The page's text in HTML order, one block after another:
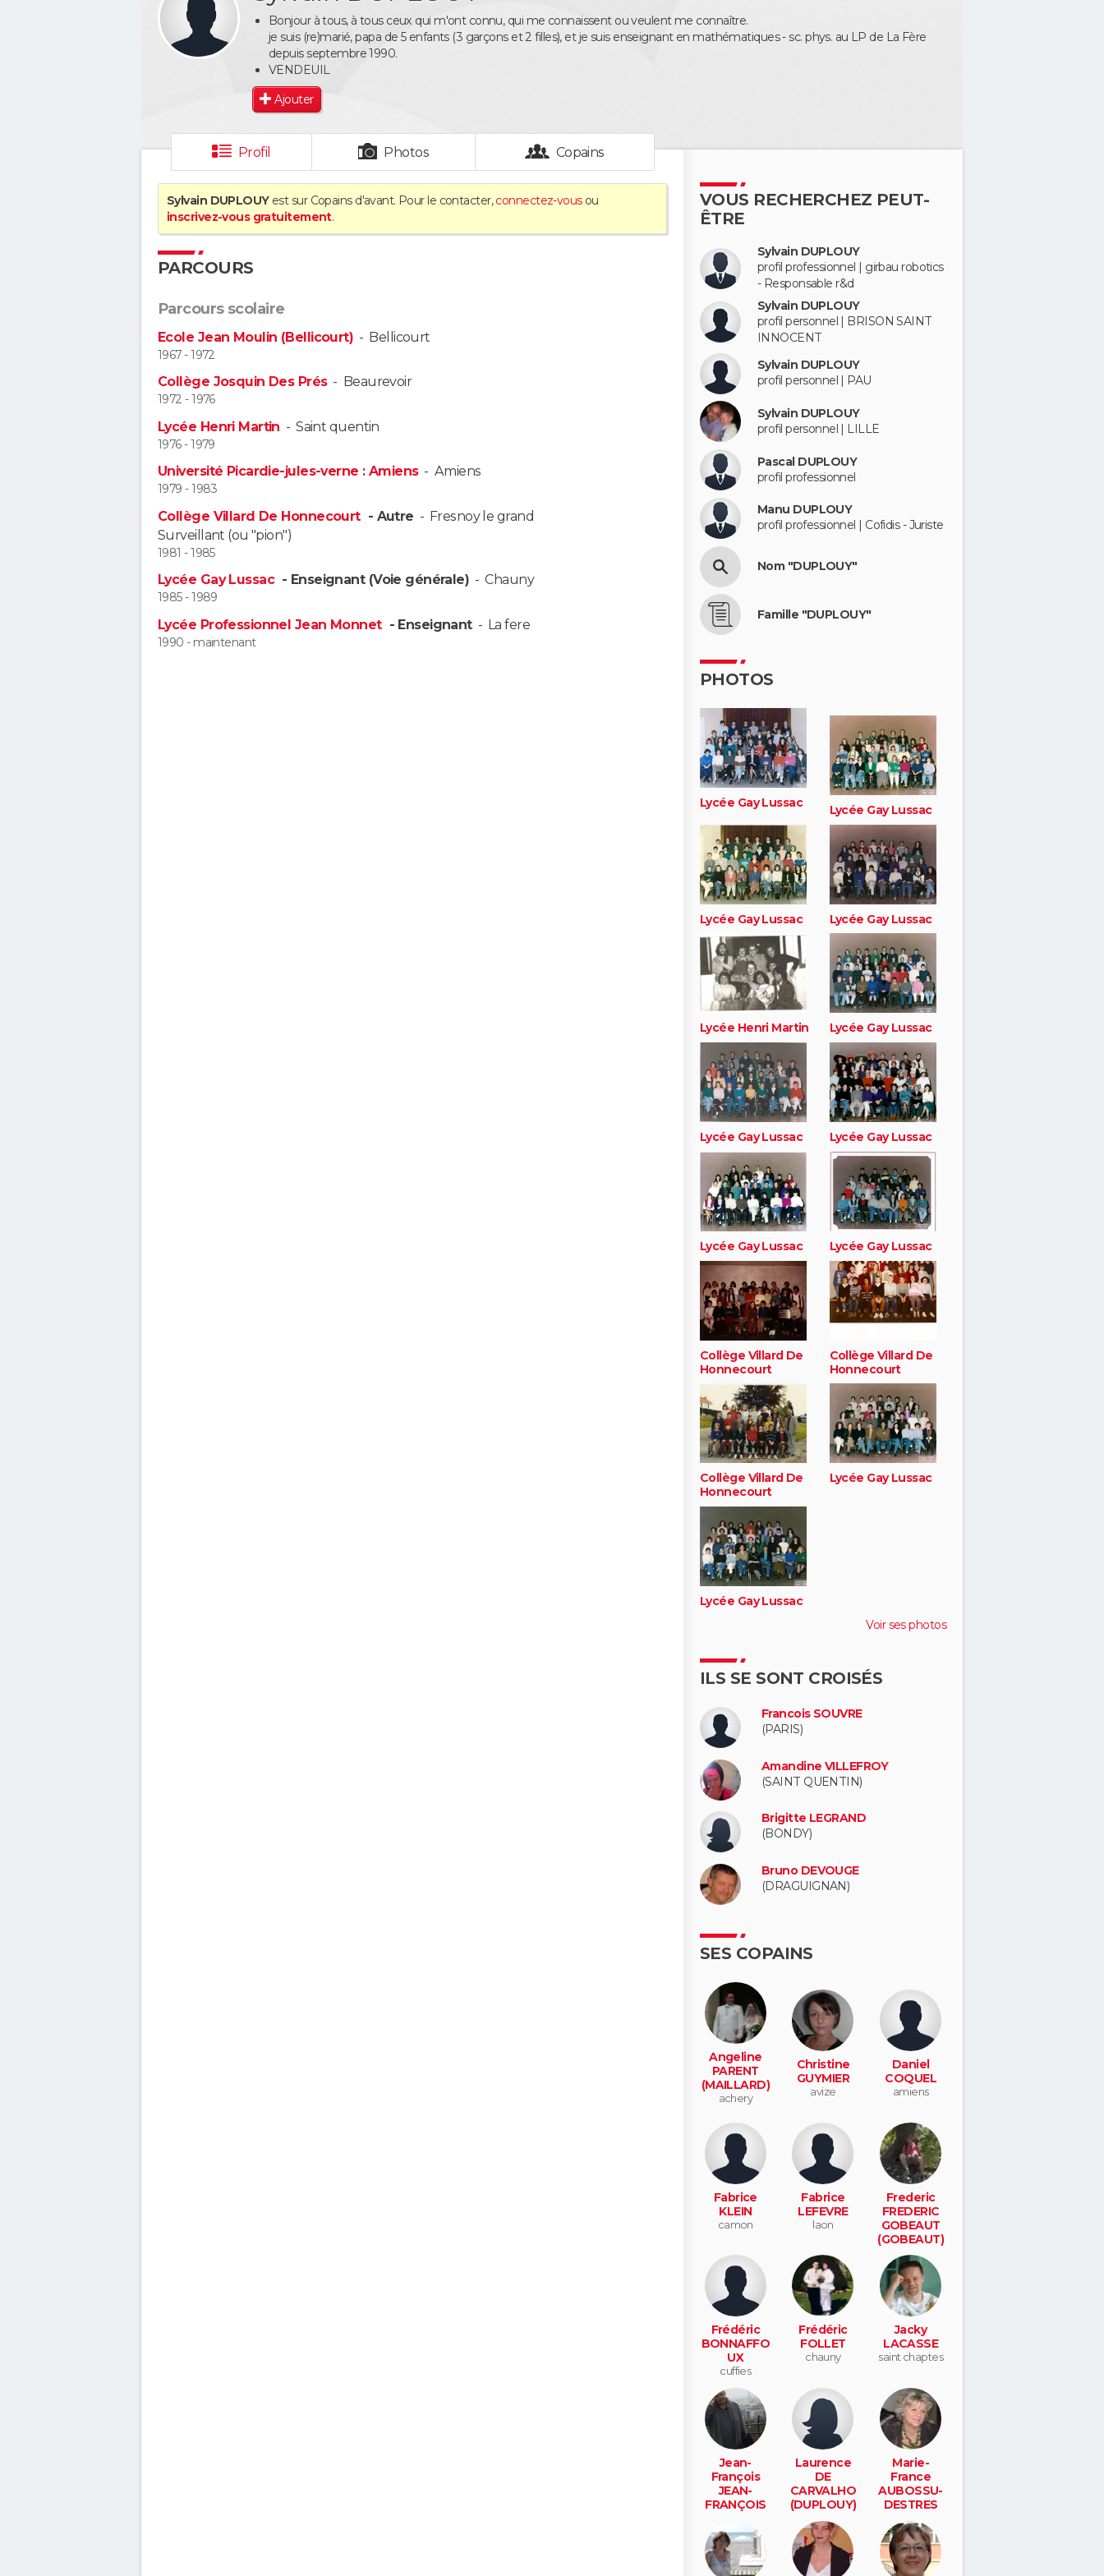
Bonjour à tous, à tous ceux qui m'ont connu, qui me connaissent ou veulent me connaître.
je suis (re)marié, papa de 5 enfants (3 garçons et 2 filles), et je suis enseignant en mathématiques - sc. phys. au LP de La Fère
depuis septembre 1990.
VENDEUIL
Ajouter
Profil Photos Copains
Sylvain DUPLOUYest sur Copains d'avant. Pour le contacter,connectez-vousou
inscrivez-vous gratuitement.
PARCOURS
Parcours scolaire
Ecole Jean Moulin (Bellicourt) - Bellicourt
1967 - 1972
Collège Josquin Des Prés- Beaurevoir
1972 - 1976
Lycée Henri Martin -Saint quentin
1976 - 1979
Université Picardie-jules-verne : Amiens- Amiens
1979 - 1983
Collège Villard De Honnecourt - Autre - Fresnoy le grand
Surveillant (ou "pion")
1981 - 1985
Lycée Gay Lussac - Enseignant (Voie générale) -Chauny
1985 - 1989
Lycée Professionnel Jean Monnet - Enseignant- La fere
1990 - maintenant
VOUS RECHERCHEZ PEUT-
ÊTRE
Sylvain DUPLOUY
profil professionnel | girbau robotics
- Responsable r&d
Sylvain DUPLOUY
profil personnel | BRISON SAINT
INNOCENT
Sylvain DUPLOUY
profil personnel | PAU
Sylvain DUPLOUY
profil personnel | LILLE
Pascal DUPLOUY
profil professionnel
Manu DUPLOUY
profil professionnel | Cofidis - Juriste
Nom "DUPLOUY"
Famille "DUPLOUY"
PHOTOS
Lycée Gay Lussac Lycée Gay Lussac
Lycée Gay Lussac Lycée Gay Lussac
Lycée Henri Martin Lycée Gay Lussac
Lycée Gay Lussac Lycée Gay Lussac
Lycée Gay Lussac Lycée Gay Lussac
Collège Villard De
Honnecourt
Collège Villard De
Honnecourt
Collège Villard De
Honnecourt
Lycée Gay Lussac
Lycée Gay Lussac
Voir ses photos
ILS SE SONT CROISÉS
Francois SOUVRE
(PARIS)
Amandine VILLEFROY
(SAINT QUENTIN)
Brigitte LEGRAND
(BONDY)
Bruno DEVOUGE
(DRAGUIGNAN)
SES COPAINS
Angeline
PARENT
(MAILLARD)
achery
Christine
GUYMIER
avize
Daniel
COQUEL
amiens
Fabrice
KLEIN
camon
Fabrice
LEFEVRE
laon
Frederic
FREDERIC
GOBEAUT
(GOBEAUT)
hasnon
Frédéric
BONNAFFO
UX
cuffies
Frédéric
FOLLET
chauny
Jacky
LACASSE
saint chaptes
Jean-
François
JEAN-
FRANÇOIS
Laurence
DE
CARVALHO
(DUPLOUY)
Marie-
France
AUBOSSU-
DESTRES
(DESTRES)
deuillet